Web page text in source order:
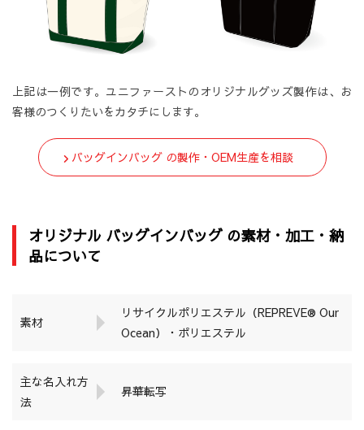
上記は一例です。ユニファーストのオリジナルグッズ製作は、お
客様のつくりたいをカタチにします。
バッグインバッグ の製作・OEM生産を相談
オリジナル バッグインバッグ の素材・加工・納
品について
素材
リサイクルポリエステル（REPREVE® Our
Ocean）・ポリエステル
主な名入れ方
法
昇華転写